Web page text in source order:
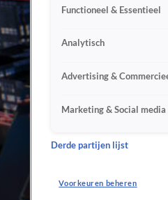
Functioneel & Essentieel
Analytisch
Advertising &
Marketing & Social media
Derde partijen lijst
Voorkeuren beheren